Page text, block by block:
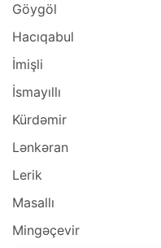
Göygöl
Hacıqabul
İmişli
İsmayıllı
Kürdəmir
Lənkəran
Lerik
Masallı
Mingəçevir